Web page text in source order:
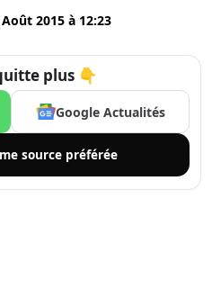
2015 à 12:23
plus 👇
Google Actualités
source préférée